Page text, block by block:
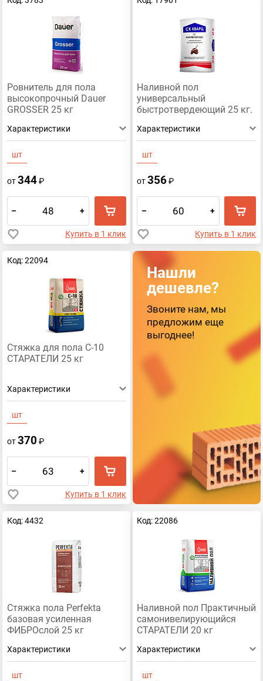
Ровнитель для пола
высокопрочный Dauer
GROSSER 25 кг
Характеристики
шт
от344₽
– +
Купить в 1 клик
Наливной пол
универсальный
быстротвердеющий 25 кг.
Характеристики
шт
от356₽
– +
Купить в 1 клик
Код: 22094
Стяжка для пола С-10
СТАРАТЕЛИ 25 кг
Характеристики
шт
от370 ₽
– +
Купить в 1 клик
Нашли
дешевле?
Звоните нам, мы
предложим еще
выгоднее!
Код: 4432
Стяжка пола Perfekta
базовая усиленная
ФИБРОслой 25 кг
Характеристики
шт
Код: 22086
Наливной пол Практичный
самонивелирующийся
СТАРАТЕЛИ 20 кг
Характеристики
шт